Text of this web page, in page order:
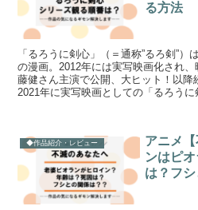
る方法
「るろうに剣心」（＝通称”るろ剣”
の漫画。2012年には実写映画化され
藤健さん主演で公開、大ヒット！以降
2021年に実写映画としての「るろう
◆作品紹介・レビュー
アニメ
ンはピ
は？フ